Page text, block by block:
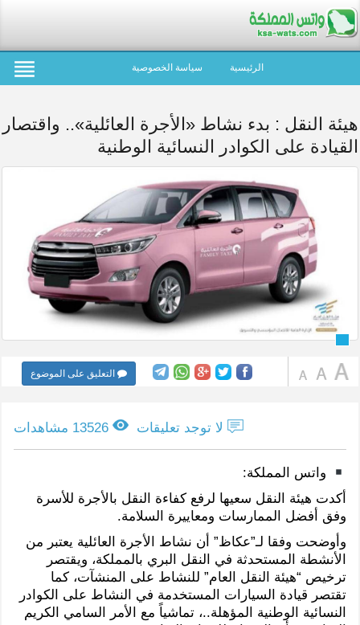
الرئيسية سياسة الخصوصية
هيئة النقل : بدء نشاط «الأجرة العائلية».. واقتصار
القيادة على الكوادر النسائية الوطنية
التعليق على الموضوع
لا توجد تعليقات 13526 مشاهدات
واتس المملكة:
أكدت هيئة النقل سعيها لرفع كفاءة النقل بالأجرة للأسرة
وفق أفضل الممارسات ومعاييرة السلامة.
وأوضحت وفقا لـ”عكاظ” أن نشاط الأجرة العائلية يعتبر من
الأنشطة المستحدثة في النقل البري بالمملكة، ويقتصر
ترخيص “هيئة النقل العام” للنشاط على المنشآت، كما
تقتصر قيادة السيارات المستخدمة في النشاط على الكوادر
النسائية الوطنية المؤهلة..، تماشياً مع الأمر السامي الكريم